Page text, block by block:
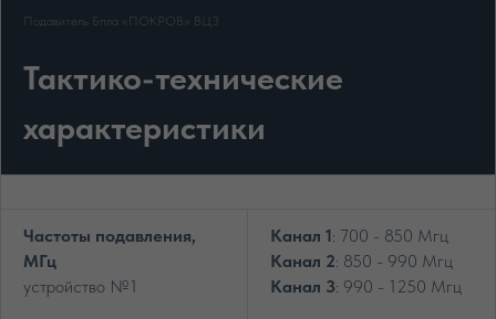
Подавитель Бпла «ПОКРОВ» ВЦ3
Тактико-технические
характеристики
Частоты подавления,
МГц
устройство №1
Канал 1: 700 - 850 Мгц
Канал 2: 850 - 990 Мгц
Канал 3: 990 - 1250 Мгц